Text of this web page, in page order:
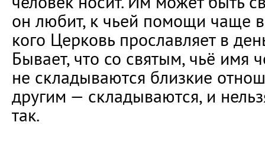
он любит, к чьей помощи чаще
кого Церковь прославляет в
Бывает, что со святым, чьё имя
не складываются близкие
другим — складываются, и
так.